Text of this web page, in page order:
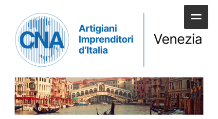
HOME
SERVIZI ALLE IMPRESE